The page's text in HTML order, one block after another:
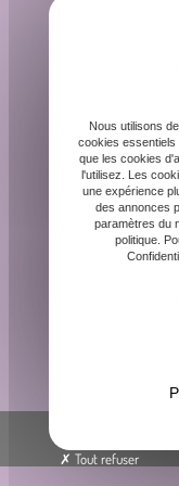
Rue
Nous utilisons
cookies essentiels
que les cookies
l'utilisez. Les
une expérience
des annonces
paramètres du
politique.
Tout refuser